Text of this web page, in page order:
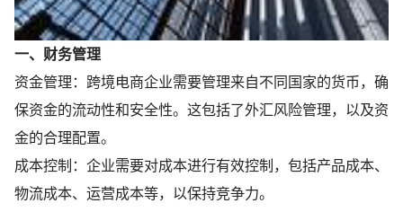
一、财务管理
资金管理：跨境电商企业需要管理来自不同国家的货币，确
保资金的流动性和安全性。这包括了外汇风险管理，以及资
金的合理配置。
成本控制：企业需要对成本进行有效控制，包括产品成本、
物流成本、运营成本等，以保持竞争力。